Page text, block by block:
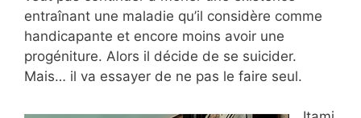
entraînant une maladie qu’il considère comme
handicapante et encore moins avoir une
progéniture. Alors il décide de se suicider.
Mais… il va essayer de ne pas le faire seul.